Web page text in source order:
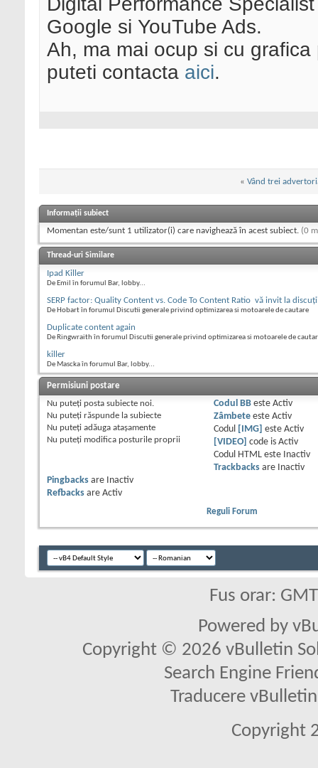
Google si YouTube Ads.
Ah, ma mai ocup si cu
puteti contacta aici.
« Vând trei
Informații subiect
Momentan este/sunt 1 utilizator(i) care navighează în acest subiect. (0
Thread-uri Similare
Ipad Killer
De Emil în forumul Bar, lobby...
SERP factor: Quality Content vs. Code To Content Ratio  vă invit la
De Hobart în forumul Discutii generale privind optimizarea si motoarele de cautare
Duplicate content again
De Ringwraith în forumul Discutii generale privind optimizarea si motoarele de
killer
De Mascka în forumul Bar, lobby...
Permisiuni postare
Nu puteţi posta subiecte noi.
Nu puteţi răspunde la subiecte
Nu puteţi adăuga ataşamente
Nu puteţi modifica posturile proprii
Codul BBeste Activ
Zâmbeteeste Activ
Codul
[IMG] este Activ
[VIDEO]
code is Activ
Codul HTML este
Inactiv
Trackbacksare
Inactiv
Pingbacks are
Inactiv
Refbacks are Activ
Reguli Forum
Fus orar:
Powered by
Copyright © 2026 vBulletin
Search Engine
Traducere
Copyright